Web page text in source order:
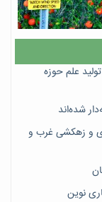
در تولید علم حوزه
و زهکشی غرب و
نوین